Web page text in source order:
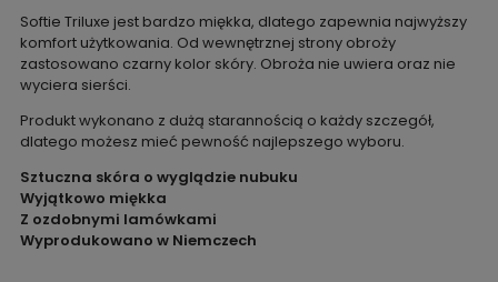
Softie Triluxe jest bardzo miękka, dlatego zapewnia najwyższy
komfort użytkowania. Od wewnętrznej strony obroży
zastosowano czarny kolor skóry. Obroża nie uwiera oraz nie
wyciera sierści.
Produkt wykonano z dużą starannością o każdy szczegół,
dlatego możesz mieć pewność najlepszego wyboru.
Sztuczna skóra o wyglądzie nubuku
Wyjątkowo miękka
Z ozdobnymi lamówkami
Wyprodukowano w Niemczech